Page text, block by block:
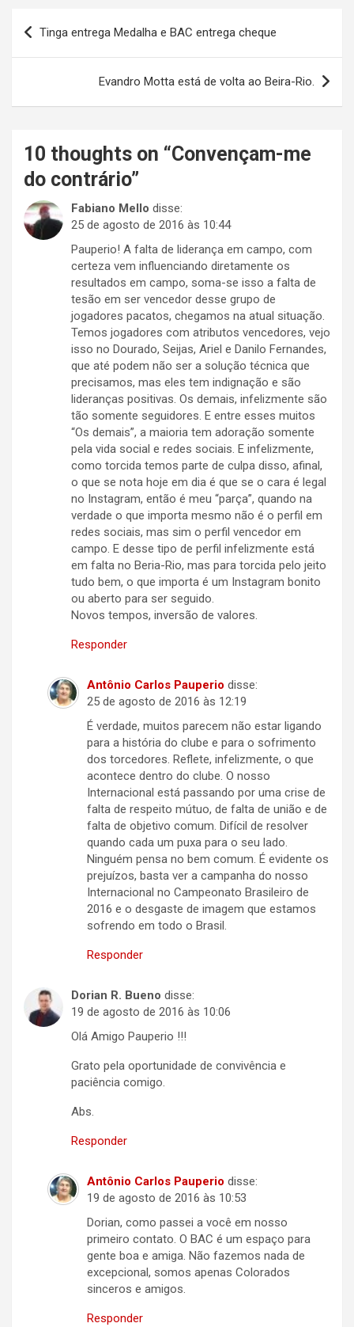
Navegação
de
Tinga entrega Medalha e BAC entrega cheque
Evandro Motta está de volta ao Beira-Rio.
10 thoughts on “Convençam-me
do contrário”
Fabiano Mello disse:
25 de agosto de 2016 às 10:44
Pauperio! A falta de liderança em campo, com
certeza vem influenciando diretamente os
resultados em campo, soma-se isso a falta de
tesão em ser vencedor desse grupo de
jogadores pacatos, chegamos na atual situação.
Temos jogadores com atributos vencedores, vejo
isso no Dourado, Seijas, Ariel e Danilo Fernandes,
que até podem não ser a solução técnica que
precisamos, mas eles tem indignação e são
lideranças positivas. Os demais, infelizmente são
tão somente seguidores. E entre esses muitos
“Os demais”, a maioria tem adoração somente
pela vida social e redes sociais. E infelizmente,
como torcida temos parte de culpa disso, afinal,
o que se nota hoje em dia é que se o cara é legal
no Instagram, então é meu “parça”, quando na
verdade o que importa mesmo não é o perfil em
redes sociais, mas sim o perfil vencedor em
campo. E desse tipo de perfil infelizmente está
em falta no Beria-Rio, mas para torcida pelo jeito
tudo bem, o que importa é um Instagram bonito
ou aberto para ser seguido.
Novos tempos, inversão de valores.
Responder
Antônio Carlos Pauperio disse:
25 de agosto de 2016 às 12:19
É verdade, muitos parecem não estar ligando
para a história do clube e para o sofrimento
dos torcedores. Reflete, infelizmente, o que
acontece dentro do clube. O nosso
Internacional está passando por uma crise de
falta de respeito mútuo, de falta de união e de
falta de objetivo comum. Difícil de resolver
quando cada um puxa para o seu lado.
Ninguém pensa no bem comum. É evidente os
prejuízos, basta ver a campanha do nosso
Internacional no Campeonato Brasileiro de
2016 e o desgaste de imagem que estamos
sofrendo em todo o Brasil.
Responder
Dorian R. Bueno disse:
19 de agosto de 2016 às 10:06
Olá Amigo Pauperio !!!
Grato pela oportunidade de convivência e
paciência comigo.
Abs.
Responder
Antônio Carlos Pauperio disse:
19 de agosto de 2016 às 10:53
Dorian, como passei a você em nosso
primeiro contato. O BAC é um espaço para
gente boa e amiga. Não fazemos nada de
excepcional, somos apenas Colorados
sinceros e amigos.
Responder